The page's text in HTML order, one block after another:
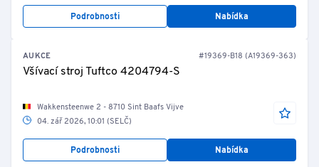
Podrobnosti Nabídka
AUKCE #19369-B18 (A19369-363)
Všívací stroj Tuftco 4204794-S
Wakkensteenwe 2 - 8710 Sint Baafs Vijve
04. zář 2026, 10:01 (SELČ)
Podrobnosti Nabídka